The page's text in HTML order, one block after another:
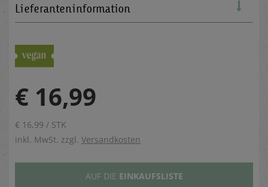
Lieferanteninformation
€ 16,99
€ 16,99 / STK
inkl. MwSt. zzgl. Versandkosten
AUF DIE EINKAUFSLISTE